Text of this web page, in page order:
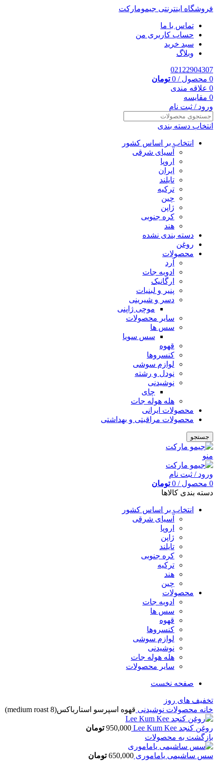
فروشگاه اینترنتی جیمومارکت
تماس با ما
حساب کاربری من
سبد خرید
وبلاگ
02122904307
0 محصول /
0 تومان
0 علاقه مندی
0 مقایسه
ورود / ثبت نام
انتخاب دسته بندی
انتخاب بر اساس کشور
آسیای شرقی
اروپا
ایران
تایلند
ترکیه
چین
ژاپن
کره جنوبی
هند
دسته بندی نشده
روغن
محصولات
آرد
ادویه جات
ارگانیک
پنیر و لبنیات
دسر و شیرینی
موچی ژاپنی
سایر محصولات
سس ها
سس سویا
قهوه
کنسروها
لوازم سوشی
نودل و رشته
نوشیدنی
چای
هله هوله جات
محصولات ایرانی
محصولات مراقبتی و بهداشتی
جستجو
منو
ورود / ثبت نام
0 محصول /
0 تومان
دسته بندی کالاها
انتخاب بر اساس کشور
آسیای شرقی
اروپا
ژاپن
تایلند
کره جنوبی
ترکیه
هند
چین
محصولات
ادویه جات
سس ها
قهوه
کنسروها
لوازم سوشی
نوشیدنی
هله هوله جات
سایر محصولات
صفحه نخست
تخفیف های روز
خانه محصولات نوشیدنی قهوه اسپرسو استارباکس(medium roast 8)
روغن کنجد Lee Kum Kee 950,000 تومان
بازگشت به محصولات
سس ساشیمی یاماموری 650,000 تومان